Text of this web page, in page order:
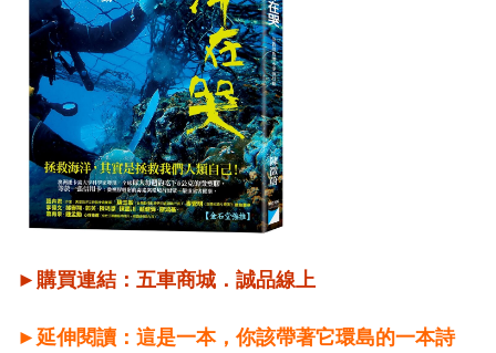
►購買連結： 五車商城 ． 誠品線上
►延伸閱讀：這是一本，你該帶著它環島的一本詩